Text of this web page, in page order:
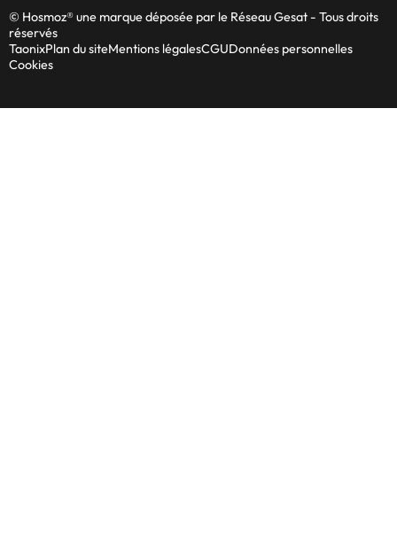
© Hosmoz® une marque déposée par le Réseau Gesat - Tous droits
réservés
TaonixPlan du siteMentions légalesCGUDonnées personnelles
Cookies